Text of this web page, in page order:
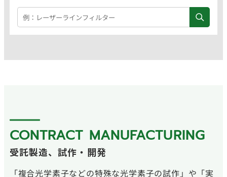
CONTRACT MANUFACTURING
受託製造、試作・開発
「複合光学素子などの特殊な光学素子の試作」や「実